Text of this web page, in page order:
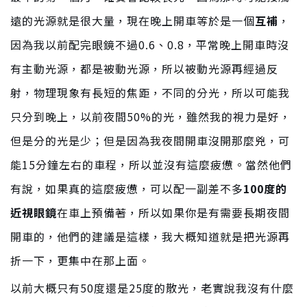
遠的光源就是很大量，現在晚上開車等於是一個互補 ，
因為我以前配完眼鏡不過0.6、0.8，平常晚上開車時沒
有主動光源，都是被動光源，所以被動光源再經過反
射，物理現象有長短的焦距，不同的分光，所以可能我
只分到晚上，以前夜間50%的光，雖然我的視力是好，
但是分的光是少；但是因為我夜間開車沒開那麼兇，可
能15分鐘左右的車程，所以並沒有這麼疲憊。當然他們
有說，如果真的這麼疲憊，可以配一副差不多100度的
近視眼鏡在車上預備著，所以如果你是有需要長期夜間
開車的，他們的建議是這樣，我大概知道就是把光源再
折一下，更集中在那上面。
以前大概只有50度還是25度的散光，老實說我沒有什麼